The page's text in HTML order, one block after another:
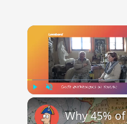
Play Unmute